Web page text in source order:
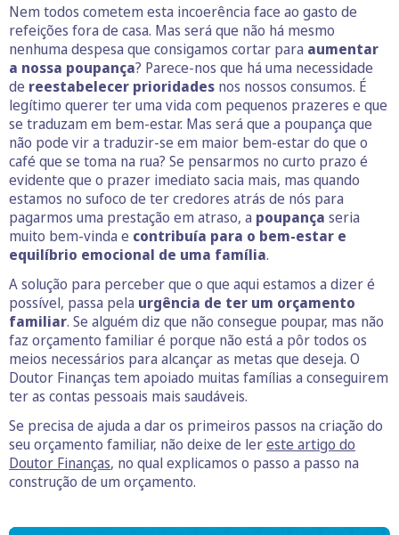
Nem todos cometem esta incoerência face ao gasto de
refeições fora de casa. Mas será que não há mesmo
nenhuma despesa que consigamos cortar para aumentar
a nossa poupança? Parece-nos que há uma necessidade
de reestabelecer prioridades nos nossos consumos. É
legítimo querer ter uma vida com pequenos prazeres e que
se traduzam em bem-estar. Mas será que a poupança que
não pode vir a traduzir-se em maior bem-estar do que o
café que se toma na rua? Se pensarmos no curto prazo é
evidente que o prazer imediato sacia mais, mas quando
estamos no sufoco de ter credores atrás de nós para
pagarmos uma prestação em atraso, a poupança seria
muito bem-vinda e contribuía para o bem-estar e
equilíbrio emocional de uma família.
A solução para perceber que o que aqui estamos a dizer é
possível, passa pela urgência de ter um orçamento
familiar. Se alguém diz que não consegue poupar, mas não
faz orçamento familiar é porque não está a pôr todos os
meios necessários para alcançar as metas que deseja. O
Doutor Finanças tem apoiado muitas famílias a conseguirem
ter as contas pessoais mais saudáveis.
Se precisa de ajuda a dar os primeiros passos na criação do
seu orçamento familiar, não deixe de lereste artigo do
Doutor Finanças, no qual explicamos o passo a passo na
construção de um orçamento.